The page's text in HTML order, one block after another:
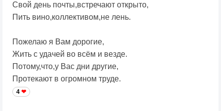
Свой день почты,встречают открыто,
Пить вино,коллективом,не лень.
Пожелаю я Вам дорогие,
Жить с удачей во всём и везде.
Потому,что,у Вас дни другие,
Протекают в огромном труде.
4